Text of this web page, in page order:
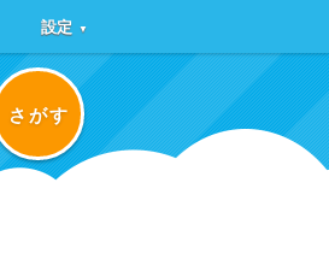
設定 ▼
さがす